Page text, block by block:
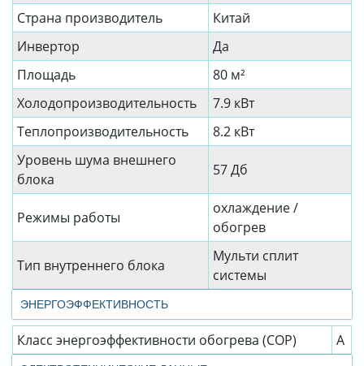
Страна производитель
Китай
Инвертор
Да
Площадь
80 м²
Холодопроизводительность
7.9 кВт
Теплопроизводительность
8.2 кВт
Уровень шума внешнего
блока
57 Дб
Режимы работы
охлаждение /
обогрев
Тип внутреннего блока
Мульти сплит
системы
ЭНЕРГОЭФФЕКТИВНОСТЬ
Класс энергоэффективности обогрева (COP) A